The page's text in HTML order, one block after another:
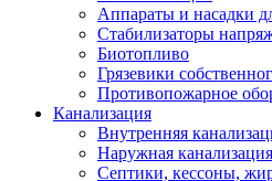
Аппараты и насадки
Стабилизаторы
Биотопливо
Грязевики
Противопожарное
Канализация
Внутренняя
Наружная канализация
Септики, кессоны,